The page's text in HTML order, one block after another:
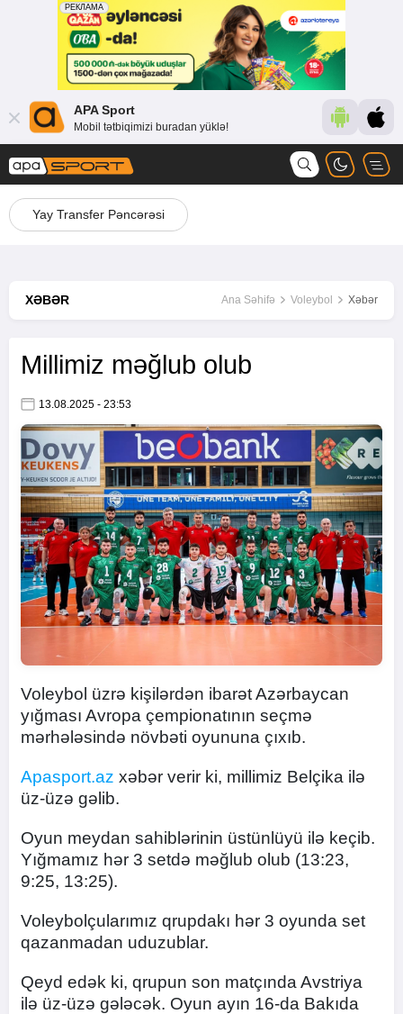
APA Sport
Mobil tətbiqimizi buradan yüklə!
Yay Transfer Pəncərəsi
XƏBƏR Ana Səhifə Voleybol Xəbər
Millimiz məğlub olub
13.08.2025 - 23:53
Voleybol üzrə kişilərdən ibarət Azərbaycan
yığması Avropa çempionatının seçmə
mərhələsində növbəti oyununa çıxıb.
Apasport.az xəbər verir ki, millimiz Belçika ilə
üz-üzə gəlib.
Oyun meydan sahiblərinin üstünlüyü ilə keçib.
Yığmamız hər 3 setdə məğlub olub (13:23,
9:25, 13:25).
Voleybolçularımız qrupdakı hər 3 oyunda set
qazanmadan uduzublar.
Qeyd edək ki, qrupun son matçında Avstriya
ilə üz-üzə gələcək. Oyun ayın 16-da Bakıda